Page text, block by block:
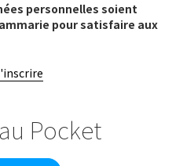
personnelles soient
pour satisfaire aux
Pocket